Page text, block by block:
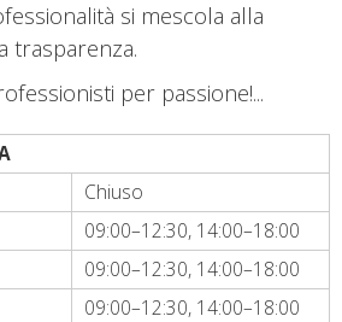
si mescola alla
trasparenza.
per passione!...
Chiuso
09:00–12:30, 14:00–18:00
09:00–12:30, 14:00–18:00
09:00–12:30, 14:00–18:00